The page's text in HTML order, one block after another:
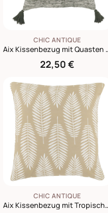
CHIC ANTIQUE
Aix
22,50 €
CHIC ANTIQUE
Aix